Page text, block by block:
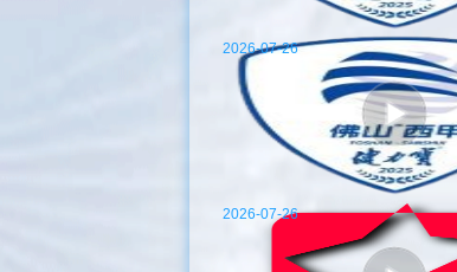
2026-07-26
2026-07-26